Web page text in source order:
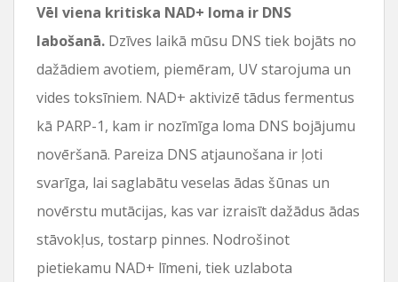
Vēl viena kritiska NAD+ loma ir DNS
labošanā. Dzīves laikā mūsu DNS tiek bojāts no
dažādiem avotiem, piemēram, UV starojuma un
vides toksīniem. NAD+ aktivizē tādus fermentus
kā PARP-1, kam ir nozīmīga loma DNS bojājumu
novēršanā. Pareiza DNS atjaunošana ir ļoti
svarīga, lai saglabātu veselas ādas šūnas un
novērstu mutācijas, kas var izraisīt dažādus ādas
stāvokļus, tostarp pinnes. Nodrošinot
pietiekamu NAD+ līmeni, tiek uzlabota